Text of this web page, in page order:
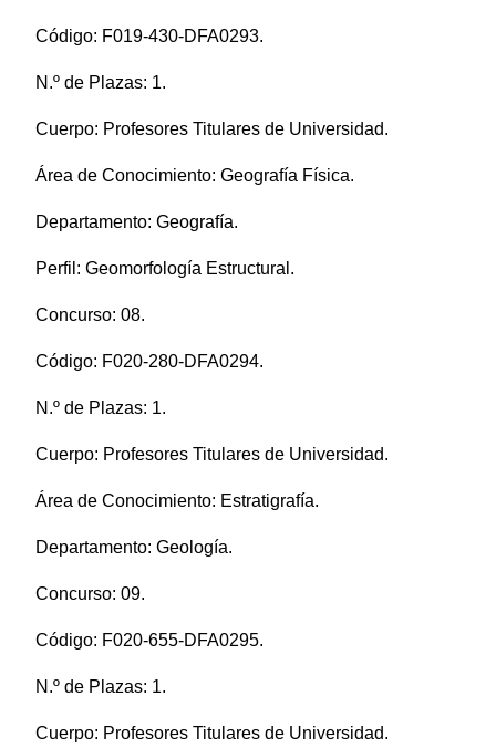
Código: F019-430-DFA0293.
N.º de Plazas: 1.
Cuerpo: Profesores Titulares de Universidad.
Área de Conocimiento: Geografía Física.
Departamento: Geografía.
Perfil: Geomorfología Estructural.
Concurso: 08.
Código: F020-280-DFA0294.
N.º de Plazas: 1.
Cuerpo: Profesores Titulares de Universidad.
Área de Conocimiento: Estratigrafía.
Departamento: Geología.
Concurso: 09.
Código: F020-655-DFA0295.
N.º de Plazas: 1.
Cuerpo: Profesores Titulares de Universidad.